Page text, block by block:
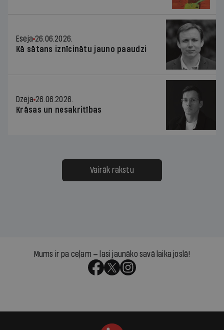
Eseja 26.06.2026.
Kā sātans iznīcinātu jauno paaudzi
Dzeja 26.06.2026.
Krāsas un nesakritības
Vairāk rakstu
Mums ir pa ceļam — lasi jaunāko savā laika joslā!